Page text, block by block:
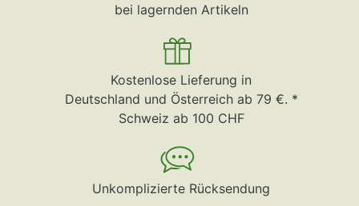
bei lagernden Artikeln
Kostenlose Lieferung in
Deutschland und Österreich ab 79 €. *
Schweiz ab 100 CHF
Unkomplizierte Rücksendung